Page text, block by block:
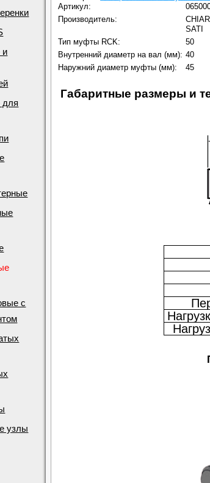
и
для
с
узлы
Артикул:
Производитель:
SATI
Тип муфты RCK:
50
Внутренний диаметр на вал (мм): 40
Наружний диаметр муфты (мм):
45
Габаритные размеры и